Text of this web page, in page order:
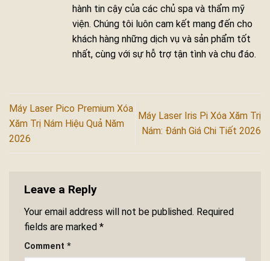
hành tin cậy của các chủ spa và thẩm mỹ
viện. Chúng tôi luôn cam kết mang đến cho
khách hàng những dịch vụ và sản phẩm tốt
nhất, cùng với sự hỗ trợ tận tình và chu đáo.
Máy Laser Pico Premium Xóa
Xăm Trị Nám Hiệu Quả Năm
2026
Máy Laser Iris Pi Xóa Xăm Trị
Nám: Đánh Giá Chi Tiết 2026
Leave a Reply
Your email address will not be published. Required
fields are marked *
Comment *